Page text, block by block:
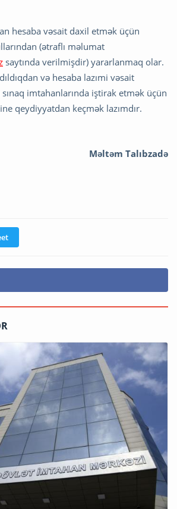
hesaba vəsait daxil etmək üçün
(ətraflı məlumat
saytında verilmişdir) yararlanmaq olar.
və hesaba lazımi vəsait
imtahanlarında iştirak etmək üçün
qeydiyyatdan keçmək lazımdır.
Məltəm Talıbzadə